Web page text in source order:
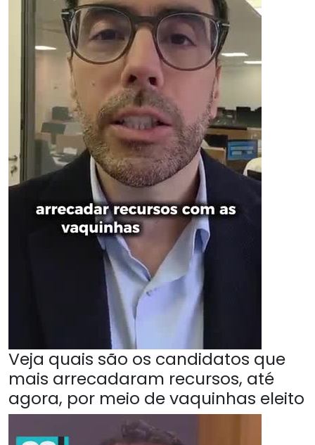
Veja quais são os candidatos que
mais arrecadaram recursos, até
agora, por meio de vaquinhas eleito